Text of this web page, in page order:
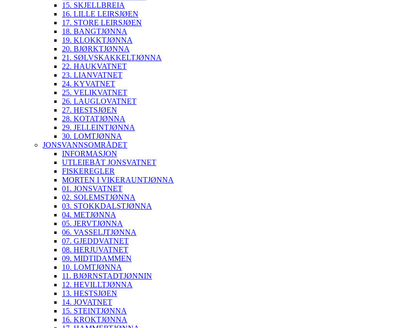
15. SKJELLBREIA
16. LILLE LEIRSJØEN
17. STORE LEIRSJØEN
18. BANGTJØNNA
19. KLOKKTJØNNA
20. BJØRKTJØNNA
21. SØLVSKAKKELTJØNNA
22. HAUKVATNET
23. LIANVATNET
24. KYVATNET
25. VELIKVATNET
26. LAUGLOVATNET
27. HESTSJØEN
28. KOTATJØNNA
29. JELLEINTJØNNA
30. LOMTJØNNA
JONSVANNSOMRÅDET
INFORMASJON
UTLEIEBÅT JONSVATNET
FISKEREGLER
MORTEN I VIKERAUNTJØNNA
01. JONSVATNET
02. SOLEMSTJØNNA
03. STOKKDALSTJØNNA
04. METJØNNA
05. JERVTJØNNA
06. VASSELJTJØNNA
07. GJEDDVATNET
08. HERJUVATNET
09. MIDTIDAMMEN
10. LOMTJØNNA
11. BJØRNSTADTJØNNIN
12. HEVILLTJØNNA
13. HESTSJØEN
14. JOVATNET
15. STEINTJØNNA
16. KROKTJØNNA